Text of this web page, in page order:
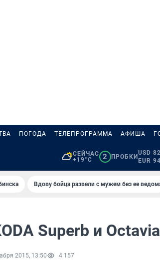
ПОГОДА ТЕЛЕПРОГРАММА АФИША
СЕЙЧАС
+19°C
2 ПРОБКИ
USD
EUR
Вдову бойца развели с мужем без ее
Superb и
2015, 13:50 4 157